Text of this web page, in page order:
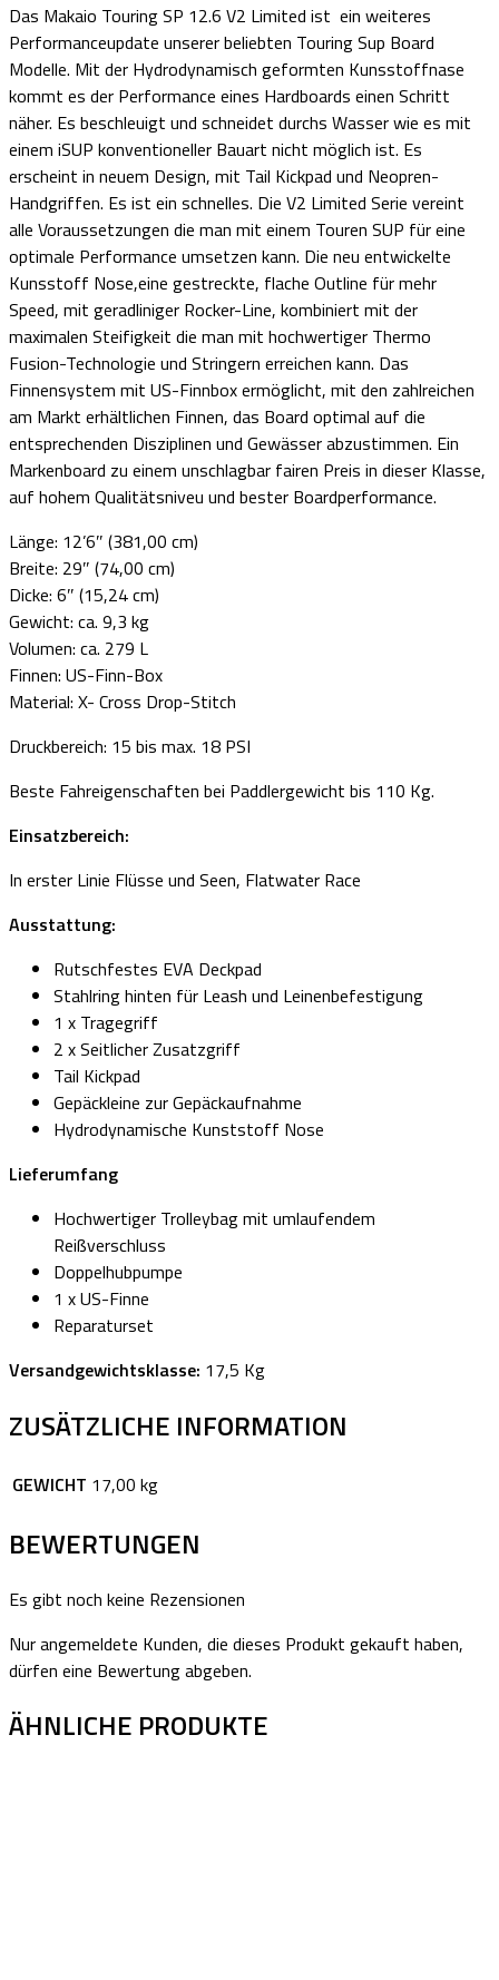
Das Makaio Touring SP 12.6 V2 Limited ist ein weiteres
Performanceupdate unserer beliebten Touring Sup Board
Modelle. Mit der Hydrodynamisch geformten Kunsstoffnase
kommt es der Performance eines Hardboards einen Schritt
näher. Es beschleuigt und schneidet durchs Wasser wie es mit
einem iSUP konventioneller Bauart nicht möglich ist. Es
erscheint in neuem Design, mit Tail Kickpad und Neopren-
Handgriffen. Es ist ein schnelles. Die V2 Limited Serie vereint
alle Voraussetzungen die man mit einem Touren SUP für eine
optimale Performance umsetzen kann. Die neu entwickelte
Kunsstoff Nose,eine gestreckte, flache Outline für mehr
Speed, mit geradliniger Rocker-Line, kombiniert mit der
maximalen Steifigkeit die man mit hochwertiger Thermo
Fusion-Technologie und Stringern erreichen kann. Das
Finnensystem mit US-Finnbox ermöglicht, mit den zahlreichen
am Markt erhältlichen Finnen, das Board optimal auf die
entsprechenden Disziplinen und Gewässer abzustimmen. Ein
Markenboard zu einem unschlagbar fairen Preis in dieser Klasse,
auf hohem Qualitätsniveu und bester Boardperformance.
Länge: 12’6″ (381,00 cm)
Breite: 29″ (74,00 cm)
Dicke: 6″ (15,24 cm)
Gewicht: ca. 9,3 kg
Volumen: ca. 279 L
Finnen: US-Finn-Box
Material: X- Cross Drop-Stitch
Druckbereich: 15 bis max. 18 PSI
Beste Fahreigenschaften bei Paddlergewicht bis 110 Kg.
Einsatzbereich:
In erster Linie Flüsse und Seen, Flatwater Race
Ausstattung:
Rutschfestes EVA Deckpad
Stahlring hinten für Leash und Leinenbefestigung
1 x Tragegriff
2 x Seitlicher Zusatzgriff
Tail Kickpad
Gepäckleine zur Gepäckaufnahme
Hydrodynamische Kunststoff Nose
Lieferumfang
Hochwertiger Trolleybag mit umlaufendem
Reißverschluss
Doppelhubpumpe
1 x US-Finne
Reparaturset
Versandgewichtsklasse: 17,5 Kg
ZUSÄTZLICHE INFORMATION
GEWICHT 17,00 kg
BEWERTUNGEN
Es gibt noch keine Rezensionen
Nur angemeldete Kunden, die dieses Produkt gekauft haben,
dürfen eine Bewertung abgeben.
ÄHNLICHE PRODUKTE